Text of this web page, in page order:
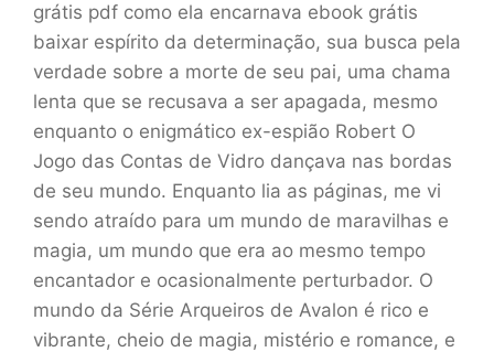
grátis pdf como ela encarnava ebook grátis
baixar espírito da determinação, sua busca pela
verdade sobre a morte de seu pai, uma chama
lenta que se recusava a ser apagada, mesmo
enquanto o enigmático ex-espião Robert O
Jogo das Contas de Vidro dançava nas bordas
de seu mundo. Enquanto lia as páginas, me vi
sendo atraído para um mundo de maravilhas e
magia, um mundo que era ao mesmo tempo
encantador e ocasionalmente perturbador. O
mundo da Série Arqueiros de Avalon é rico e
vibrante, cheio de magia, mistério e romance, e